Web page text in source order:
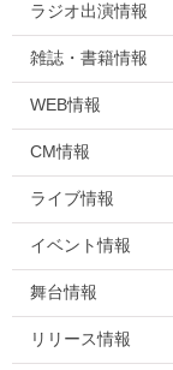
ラジオ出演情報
雑誌・書籍情報
WEB情報
CM情報
ライブ情報
イベント情報
舞台情報
リリース情報